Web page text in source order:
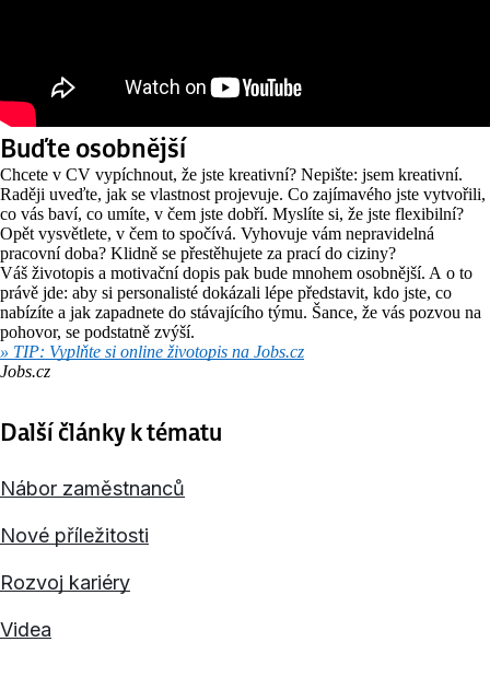
Buďte osobnější
Chcete v CV vypíchnout, že jste kreativní? Nepište: jsem kreativní.
Raději uveďte, jak se vlastnost projevuje. Co zajímavého jste vytvořili,
co vás baví, co umíte, v čem jste dobří. Myslíte si, že jste flexibilní?
Opět vysvětlete, v čem to spočívá. Vyhovuje vám nepravidelná
pracovní doba? Klidně se přestěhujete za prací do ciziny?
Váš životopis a motivační dopis pak bude mnohem osobnější. A o to
právě jde: aby si personalisté dokázali lépe představit, kdo jste, co
nabízíte a jak zapadnete do stávajícího týmu. Šance, že vás pozvou na
pohovor, se podstatně zvýší.
» TIP: Vyplňte si online životopis na Jobs.cz
Jobs.cz
Další články k tématu
Nábor zaměstnanců
Nové příležitosti
Rozvoj kariéry
Videa